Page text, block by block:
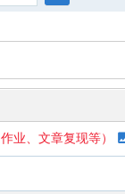
索
业、文章复现等）